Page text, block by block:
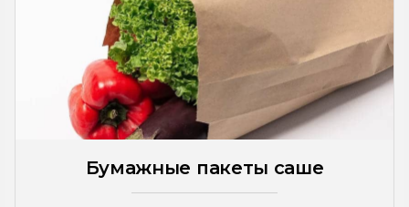
Бумажные пакеты саше